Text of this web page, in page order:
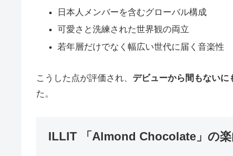
日本人メンバーを含むグローバル構成
可愛さと洗練された世界観の両立
若年層だけでなく幅広い世代に届く音楽性
こうした点が評価され、 デビューから間もないに
た。
ILLIT 「Almond Chocolate」の楽